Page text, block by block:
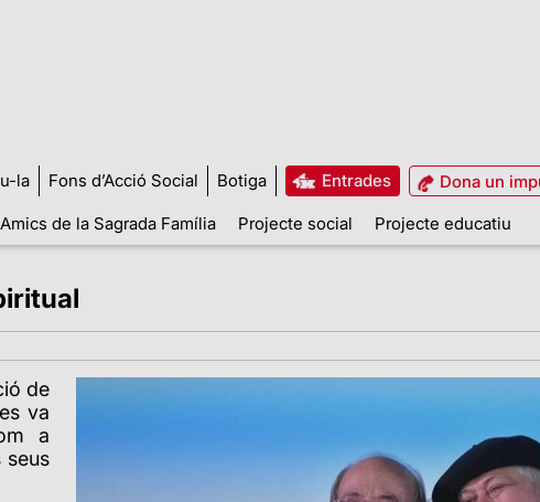
la Fons d’Acció Social Botiga Entrades
Dona un
Amics de la Sagrada Família Projecte social Projecte educatiu
de
va
a
seus